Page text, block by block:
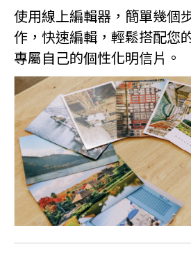
使用線上編輯器，簡單幾個
作，快速編輯，輕鬆搭配您
專屬自己的個性化明信片。